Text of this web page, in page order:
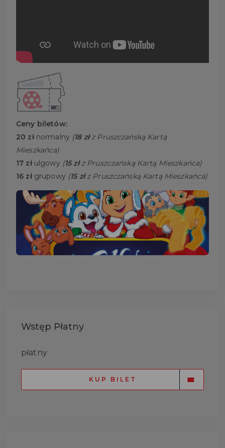
Ceny biletów:
20 złnormalny (18 złz Pruszczańską Kartą
Mieszkańca)
17 zł ulgowy (15 złz Pruszczańską Kartą Mieszkańca)
16 złgrupowy (15 złz Pruszczańską Kartą Mieszkańca)
Wstęp Płatny
płatny
KUP BILET